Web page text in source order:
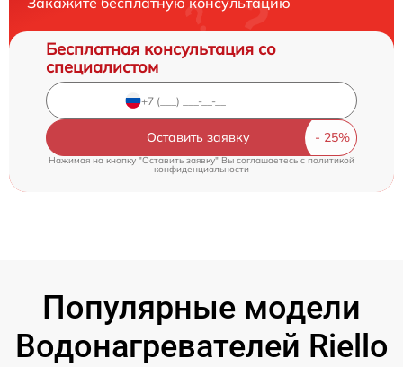
Бесплатная консультация со
специалистом
Оставить заявку
Нажимая на кнопку "Оставить заявку" Вы соглашаетесь c политикой
конфиденциальности
Популярные модели
Водонагревателей Riello